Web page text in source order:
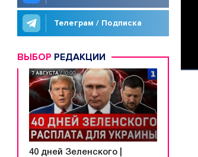
Телеграм / Подписка
ВЫБОР РЕДАКЦИИ
40 дней Зеленского |